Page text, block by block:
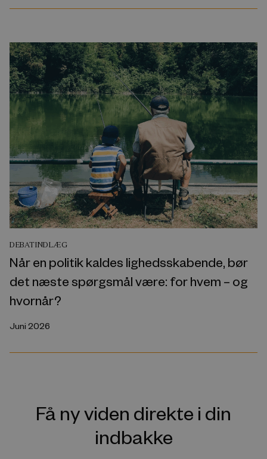
DEBATINDLÆG
Når en politik kaldes lighedsskabende, bør
det næste spørgsmål være: for hvem – og
hvornår?
Juni 2026
Få ny viden direkte i din
indbakke